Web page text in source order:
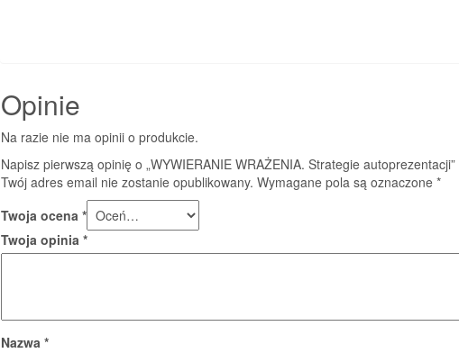
Opinie
Na razie nie ma opinii o produkcie.
Napisz pierwszą opinię o „WYWIERANIE WRAŻENIA. Strategie autoprezentacji”
Twój adres email nie zostanie opublikowany. Wymagane pola są oznaczone *
Twoja ocena *
Twoja opinia *
Nazwa *